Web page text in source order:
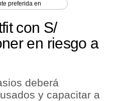
preferida en
con S/
en riesgo a
deberá
y capacitar a